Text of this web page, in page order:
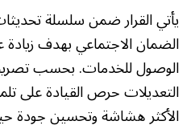
يأتي القرار ضمن سلسلة
الضمان الاجتماعي بهدف
الوصول للخدمات. بحسب
التعديلات حرص القيادة على
الأكثر هشاشة وتحسين جودة